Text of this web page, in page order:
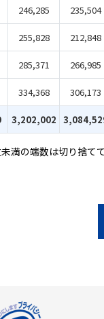
246,285 235,504
255,828 212,848
285,371 266,985
334,368 306,173
3,202,002
満の端数は切り捨て